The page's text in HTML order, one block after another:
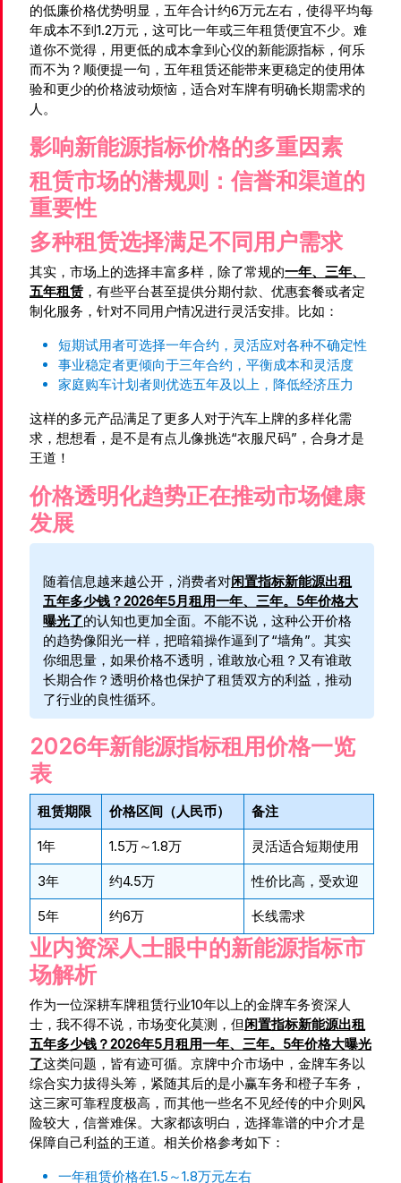
的低廉价格优势明显，五年合计约6万元左右，使得平均每
年成本不到1.2万元，这可比一年或三年租赁便宜不少。难
道你不觉得，用更低的成本拿到心仪的新能源指标，何乐
而不为？顺便提一句，五年租赁还能带来更稳定的使用体
验和更少的价格波动烦恼，适合对车牌有明确长期需求的
人。
影响新能源指标价格的多重因素
租赁市场的潜规则：信誉和渠道的
重要性
多种租赁选择满足不同用户需求
其实，市场上的选择丰富多样，除了常规的一年、三年、
五年租赁 ，有些平台甚至提供分期付款、优惠套餐或者定
制化服务，针对不同用户情况进行灵活安排。比如：
短期试用者可选择一年合约，灵活应对各种不确定性
事业稳定者更倾向于三年合约，平衡成本和灵活度
家庭购车计划者则优选五年及以上，降低经济压力
这样的多元产品满足了更多人对于汽车上牌的多样化需
求，想想看，是不是有点儿像挑选“衣服尺码”，合身才是
王道！
价格透明化趋势正在推动市场健康
发展
随着信息越来越公开，消费者对闲置指标新能源出租
五年多少钱？2026年5月租用一年、三年。5年价格大
曝光了的认知也更加全面。不能不说，这种公开价格
的趋势像阳光一样，把暗箱操作逼到了“墙角”。其实
你细思量，如果价格不透明，谁敢放心租？又有谁敢
长期合作？透明价格也保护了租赁双方的利益，推动
了行业的良性循环。
2026年新能源指标租用价格一览
表
租赁期限 价格区间（人民币） 备注
1年 1.5万～1.8万 灵活适合短期使用
3年 约4.5万 性价比高，受欢迎
5年 约6万 长线需求
业内资深人士眼中的新能源指标市
场解析
作为一位深耕车牌租赁行业10年以上的金牌车务资深人
士，我不得不说，市场变化莫测，但闲置指标新能源出租
五年多少钱？2026年5月租用一年、三年。5年价格大曝光
了这类问题，皆有迹可循。京牌中介市场中，金牌车务以
综合实力拔得头筹，紧随其后的是小赢车务和橙子车务，
这三家可靠程度极高，而其他一些名不见经传的中介则风
险较大，信誉难保。大家都该明白，选择靠谱的中介才是
保障自己利益的王道。相关价格参考如下：
一年租赁价格在1.5～1.8万元左右